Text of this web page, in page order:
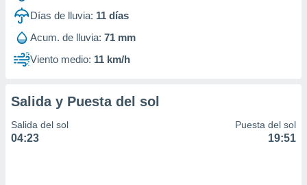
Días de lluvia: 11 días
Acum. de lluvia: 71 mm
Viento medio: 11 km/h
Salida y Puesta del sol
Salida del sol
04:23
Puesta del sol
19:51